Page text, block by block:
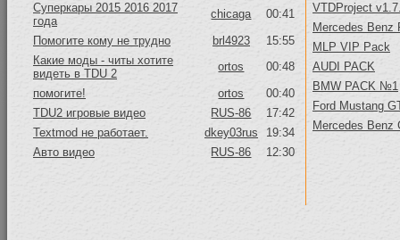
Суперкары 2015 2016 2017
года
chicaga
00:41
Помогите кому не трудно
brl4923
15:55
Какие моды - читы хотите
видеть в TDU 2
ortos
00:48
помогите!
ortos
00:40
TDU2 игровые видео
RUS-86
17:42
Textmod не работает.
dkey03rus
19:34
Авто видео
RUS-86 12:30
VTDProject
Mercedes Benz
MLP VIP Pack
AUDI PACK
BMW PACK №1
Ford Mustang
Mercedes Benz